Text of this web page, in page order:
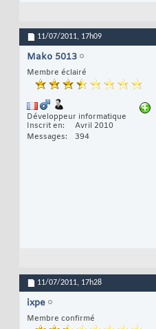
11/07/2011, 17h09
Mako 5013
Membre éclairé
Développeur informatique
Inscrit en
Avril 2010
Messages
394
11/07/2011, 17h28
ixpe
Membre confirmé